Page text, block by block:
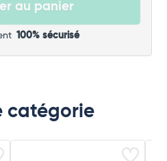
au panier
100% sécurisé
catégorie